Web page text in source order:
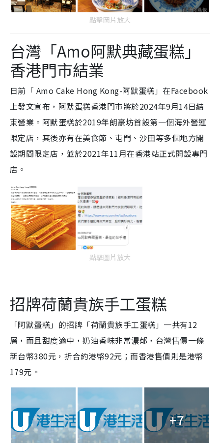
點擊圖片放大
台灣「Amo阿默典藏蛋糕」
香港門市結業
日前「 Amo Cake Hong Kong-阿默蛋糕」在Facebook
上發文宣布，阿默蛋糕香港門市將於2024年9月14日結
束營業。阿默蛋糕於2019年朗豪坊首設第一個海外營運
限定店，其後亦有在美食節、屯門、沙田等多個地方開
設期間限定店，並於2021年11月在香港站正式開設專門
店。
點擊圖片放大
招牌荷蘭貴族手工蛋糕
「阿默蛋糕」的招牌「荷蘭貴族手工蛋糕」一共有12
層，而且甜度適中，奶油香味非常濃郁，台灣售價一條
新台幣380元，折合約港幣92元；而香港售價則是港幣
179元。
+7